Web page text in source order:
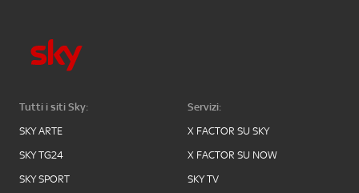
Tutti i siti Sky:
SKY ARTE
SKY TG24
SKY SPORT
Servizi:
X FACTOR SU SKY
X FACTOR SU NOW
SKY TV